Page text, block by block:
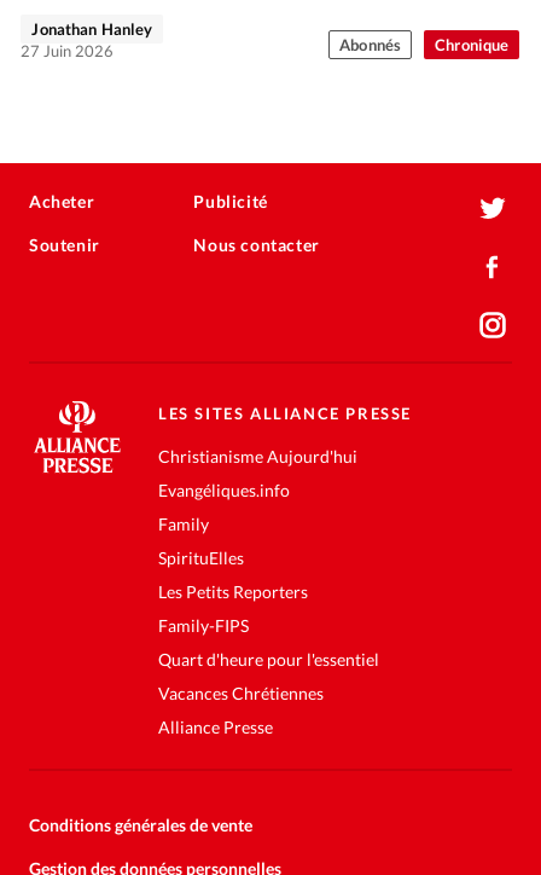
Chronique
Jonathan Hanley
27 Juin 2026
Abonnés
Acheter
Soutenir
Publicité
Nous contacter
LES SITES ALLIANCE PRESSE
Christianisme Aujourd'hui
Evangéliques.info
Family
SpirituElles
Les Petits Reporters
Family-FIPS
Quart d'heure pour l'essentiel
Vacances Chrétiennes
Alliance Presse
Conditions générales de vente
Gestion des données personnelles